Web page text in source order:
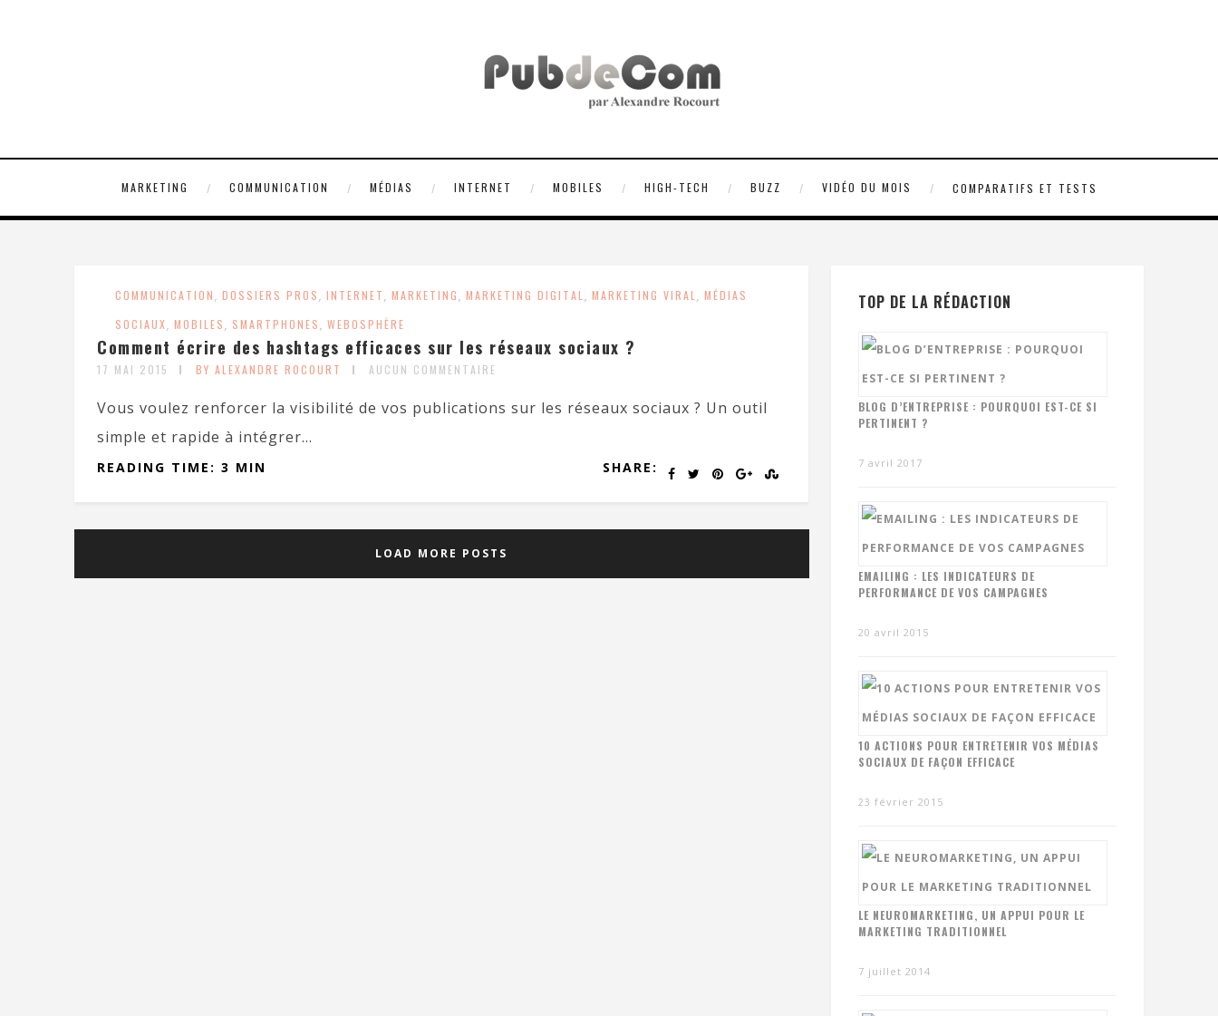
MARKETING COMMUNICATION MÉDIAS INTERNET MOBILES HIGH-TECH BUZZ VIDÉO DU MOIS COMPARATIFS ET TESTS
COMMUNICATION, DOSSIERS PROS, INTERNET, MARKETING, MARKETING DIGITAL , MARKETING VIRAL , MÉDIAS
SOCIAUX, MOBILES, SMARTPHONES, WEBOSPHÈRE
Comment écrire des hashtags efficaces sur les réseaux sociaux ?
17 MAI 2015 BY ALEXANDRE ROCOURT AUCUN COMMENTAIRE
Vous voulez renforcer la visibilité de vos publications sur les réseaux sociaux ? Un outil
simple et rapide à intégrer...
SHARE:
READING TIME: 3 MIN
LOAD MORE POSTS
TOP DE LA RÉDACTION
BLOG D’ENTREPRISE : POURQUOI EST-CE SI
PERTINENT ?
7 avril 2017
EMAILING : LES INDICATEURS DE
PERFORMANCE DE VOS CAMPAGNES
20 avril 2015
10 ACTIONS POUR ENTRETENIR VOS MÉDIAS
SOCIAUX DE FAÇON EFFICACE
23 février 2015
LE NEUROMARKETING, UN APPUI POUR LE
MARKETING TRADITIONNEL
7 juillet 2014